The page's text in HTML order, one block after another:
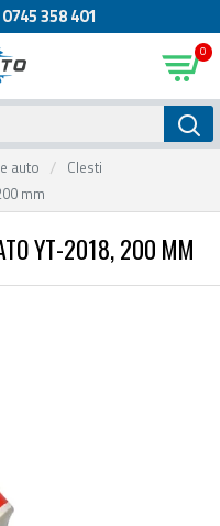
0745 358 401
0
auto
Clesti
mm
YT-2018, 200 MM